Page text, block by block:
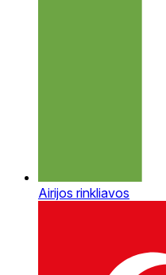
Airijos rinkliavos